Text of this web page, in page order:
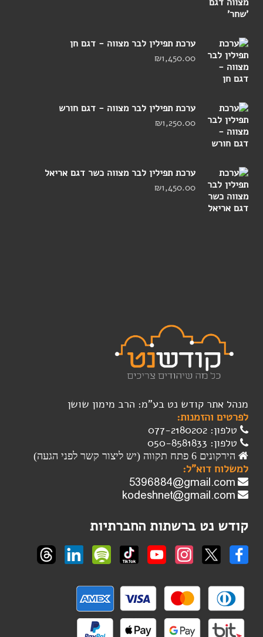
ערכת תפילין לבר מצווה - דגם חן
₪1,450.00
ערכת תפילין לבר מצווה - דגם חורש
₪1,250.00
ערכת תפילין לבר מצווה כשר דגם אריאל
₪1,450.00
מנהל אתר קודש נט בע"מ: הרב מימון שושן
לפרטים והזמנות:
טלפון: 077-2180202
טלפון: 050-8581833
הירקונים 6 פתח תקווה (יש ליצור קשר לפני הגעה)
למשלוח דוא"ל:
קודש נט ברשתות החברתיות